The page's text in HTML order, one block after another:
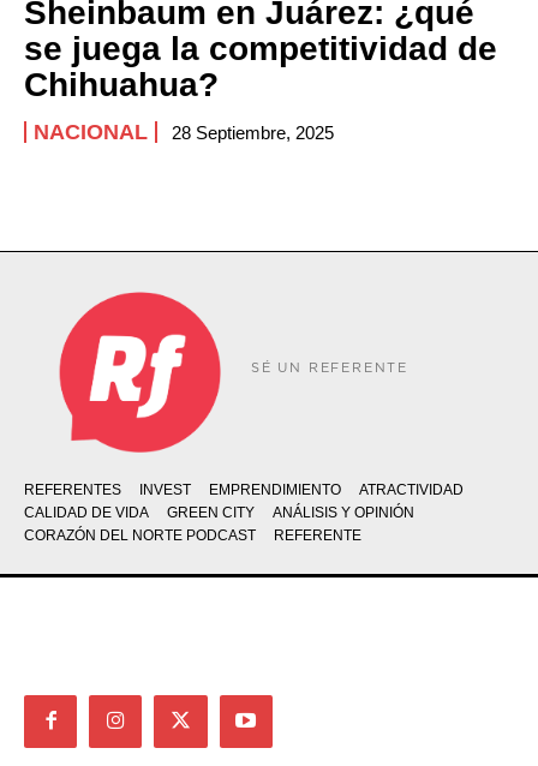
Sheinbaum en Juárez: ¿qué
se juega la competitividad de
Chihuahua?
NACIONAL 28 Septiembre, 2025
SÉ UN REFERENTE
REFERENTES INVEST EMPRENDIMIENTO
ATRACTIVIDAD
CALIDAD DE VIDA
GREEN CITY
ANÁLISIS Y OPINIÓN
CORAZÓN DEL NORTE PODCAST
REFERENTE